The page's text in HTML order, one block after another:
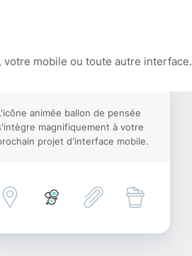
votre mobile ou toute autre interface.
animée ballon de pensée
magnifiquement à votre
projet d'interface mobile.